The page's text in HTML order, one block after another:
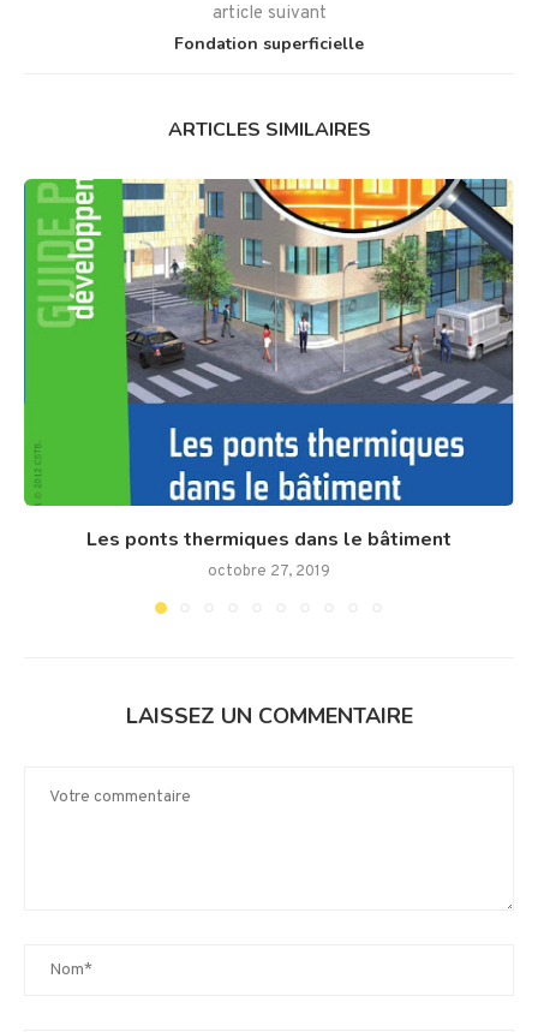
article suivant
Fondation superficielle
ARTICLES SIMILAIRES
Les ponts thermiques dans le bâtiment
octobre 27, 2019
LAISSEZ UN COMMENTAIRE